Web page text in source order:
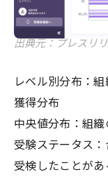
出典元：プレスリ
レベル別分布：
獲得分布
中央値分布：組
受験ステータス
受検したことが